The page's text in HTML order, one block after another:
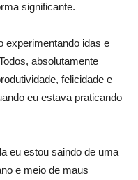
significante.
experimentando idas e
absolutamente
felicidade e
eu estava praticando
eu estou saindo de uma
e meio de maus